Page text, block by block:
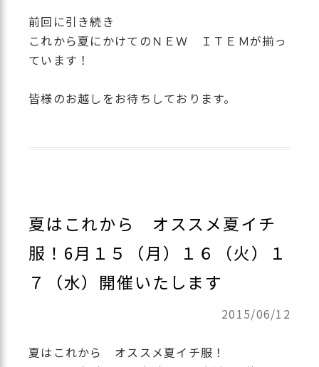
前回に引き続き
これから夏にかけてのＮＥＷ ＩＴＥＭが揃っ
ています！
皆様のお越しをお待ちしております。
夏はこれから オススメ夏イチ
服！6月１５（月）１６（火）１
７（水）開催いたします
2015/06/12
夏はこれから オススメ夏イチ服！